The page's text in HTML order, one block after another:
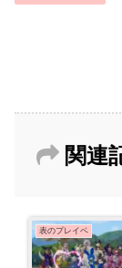
関連
表のプレイベ